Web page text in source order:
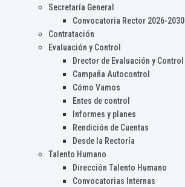
Secretaría General
Convocatoria Rector 2026-2030
Contratación
Evaluación y Control
Drector de Evaluación y Control
Campaña Autocontrol
Cómo Vamos
Entes de control
Informes y planes
Rendición de Cuentas
Desde la Rectoría
Talento Humano
Dirección Talento Humano
Convocatorias Internas